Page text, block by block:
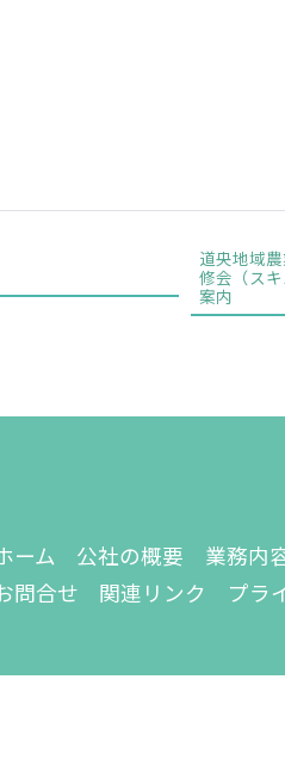
道央地域
修会（ス
案内
ーム 公社の概要 業務内
問合せ
関連リンク プラ